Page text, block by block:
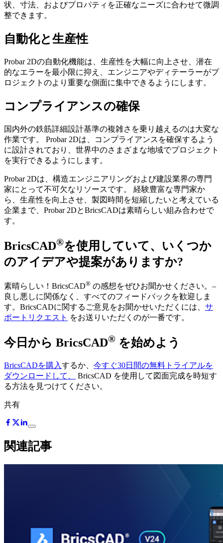
状、寸法、およびプロパティを正確なニーズに合わせて微調
整できます。
自動化と生産性
Probar 2Dの自動化機能は、生産性を大幅に向上させ、潜在
的なエラーを最小限に抑え、エンジニアやディテーラーがプ
ロジェクトのより重要な側面に集中できるようにします。
コンプライアンスの確保
国内外の鉄筋詳細設計基準の複雑さを乗り越えるのは大変な
作業です。 Probar 2Dは、コンプライアンスを確保するよう
に設計されており、世界中のさまざまな地域でプロジェクト
を実行できるようにします。
Probar 2Dは、構造エンジニアリングおよび建設業界の専門
家にとって不可欠なリソースです。 経験豊富な専門家か
ら、生産性を向上させ、製図時間を短縮したいと考えている
企業まで、Probar 2DとBricsCADは素晴らしい組み合わせで
す。
BricsCAD®を使用していて、いくつか
のアイデアや提案がありますか?
素晴らしい！BricsCAD® の感想をぜひお聞かせください。–
良し悪しに関係なく、すべてのフィードバックを歓迎しま
す。BricsCADに関するご意見をお聞かせいただくには、 サ
ポートリクエスト をお送りいただくのが一番です。
今日から BricsCAD® を始めよう
BricsCADを購入するか、 今すぐ30日間の無料トライアルを
ダウンロードして、
BricsCAD を使用して図面完成を時短す
る方法を見つけてください。
共有
関連記事